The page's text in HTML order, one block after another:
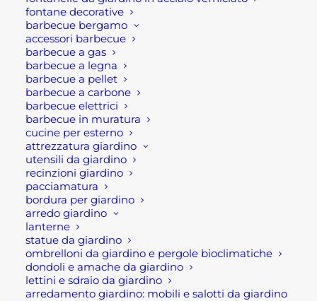
fontane decorative
barbecue bergamo
accessori barbecue
barbecue a gas
barbecue a legna
barbecue a pellet
barbecue a carbone
barbecue elettrici
barbecue in muratura
cucine per esterno
attrezzatura giardino
utensili da giardino
recinzioni giardino
pacciamatura
bordura per giardino
arredo giardino
lanterne
statue da giardino
ombrelloni da giardino e pergole bioclimatiche
dondoli e amache da giardino
lettini e sdraio da giardino
arredamento giardino: mobili e salotti da giardino
15,00€- 38,00
CIOTOLA OVALE PER ESTERNO IN
CEMENTO
34,00€ -93,00
a
93,00 €
CANNA FUMARIA ACCIAIO INOX
SCORREVOLE MAT MONOPARETE
20,00€- 58,20€
Fascia
da
Rota Commerciale
Sede legale e punto vendita
Via Manzoni, 120